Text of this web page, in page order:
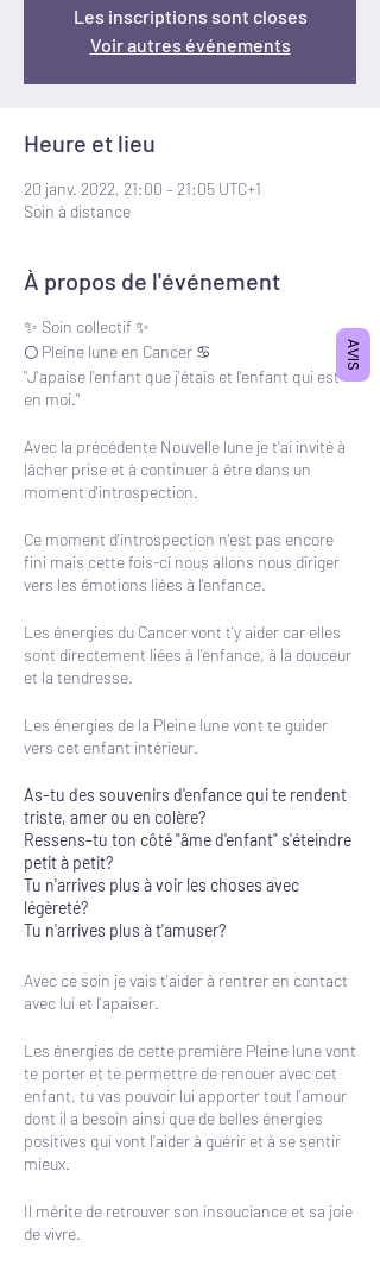
Les inscriptions sont closes
Voir autres événements
Heure et lieu
20 janv. 2022, 21:00 – 21:05 UTC+1
Soin à distance
À propos de l'événement
✨ Soin collectif ✨
🌕 Pleine lune en Cancer ♋️
"J'apaise l'enfant que j'étais et l'enfant qui est
en moi."
Avec la précédente Nouvelle lune je t'ai invité à
lâcher prise et à continuer à être dans un
moment d'introspection.
Ce moment d'introspection n'est pas encore
fini mais cette fois-ci nous allons nous diriger
vers les émotions liées à l'enfance.
Les énergies du Cancer vont t'y aider car elles
sont directement liées à l'enfance, à la douceur
et la tendresse.
Les énergies de la Pleine lune vont te guider
vers cet enfant intérieur.
As-tu des souvenirs d'enfance qui te rendent
triste, amer ou en colère?
Ressens-tu ton côté "âme d'enfant" s'éteindre
petit à petit?
Tu n'arrives plus à voir les choses avec
légèreté?
Tu n'arrives plus à t'amuser?
Avec ce soin je vais t'aider à rentrer en contact
avec lui et l'apaiser.
Les énergies de cette première Pleine lune vont
te porter et te permettre de renouer avec cet
enfant, tu vas pouvoir lui apporter tout l'amour
dont il a besoin ainsi que de belles énergies
positives qui vont l'aider à guérir et à se sentir
mieux.
Il mérite de retrouver son insouciance et sa joie
de vivre.
AVIS